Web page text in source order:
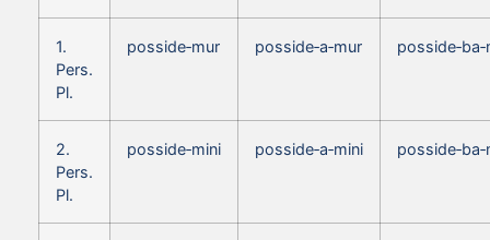
1.
Pers.
Pl.
posside‑mur posside‑a‑mur
2.
Pers.
Pl.
posside‑mini posside‑a‑mini